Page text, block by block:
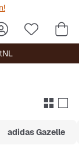
adidas Gazelle